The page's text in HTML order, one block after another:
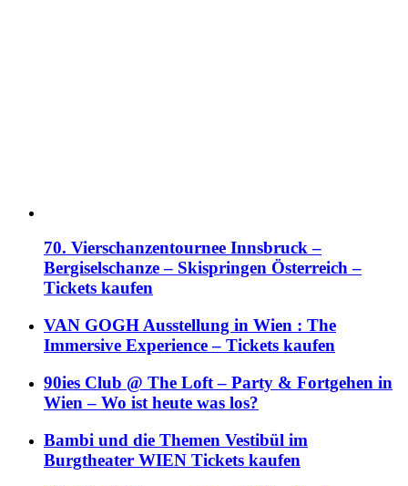
70. Vierschanzentournee Innsbruck –
Bergiselschanze – Skispringen Österreich –
Tickets kaufen
VAN GOGH Ausstellung in Wien : The
Immersive Experience – Tickets kaufen
90ies Club @ The Loft – Party & Fortgehen in
Wien – Wo ist heute was los?
Bambi und die Themen Vestibül im
Burgtheater WIEN Tickets kaufen